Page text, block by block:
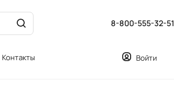
8-800-555-32-51
Контакты Войти